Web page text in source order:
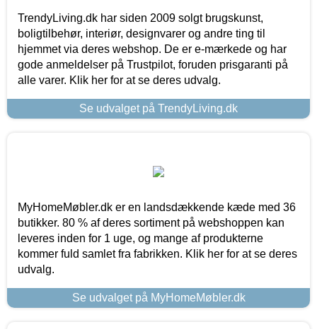
TrendyLiving.dk har siden 2009 solgt brugskunst,
boligtilbehør, interiør, designvarer og andre ting til
hjemmet via deres webshop. De er e-mærkede og har
gode anmeldelser på Trustpilot, foruden prisgaranti på
alle varer. Klik her for at se deres udvalg.
Se udvalget på TrendyLiving.dk
MyHomeMøbler.dk er en landsdækkende kæde med 36
butikker. 80 % af deres sortiment på webshoppen kan
leveres inden for 1 uge, og mange af produkterne
kommer fuld samlet fra fabrikken. Klik her for at se deres
udvalg.
Se udvalget på MyHomeMøbler.dk